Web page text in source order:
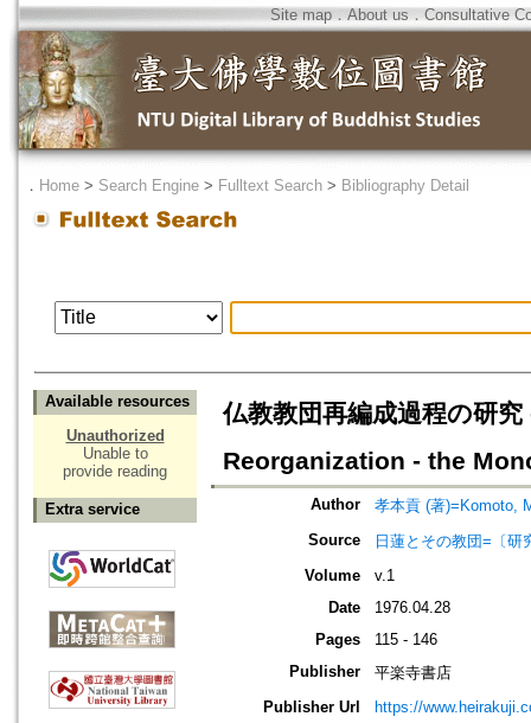
Site map．About us ． Consultative
． Home > Search Engine > Fulltext Search > Bibliography Detail
Available resources
Unauthorized
Unable to
provide reading
Extra service
仏教教団再編成過程の研
Reorganization - the
Author
孝本貢 (著)=Komoto,
Source
日蓮とその教団=〔
Volume
v.1
Date
1976.04.28
Pages
115 - 146
Publisher
平楽寺書店
Publisher Url
https://